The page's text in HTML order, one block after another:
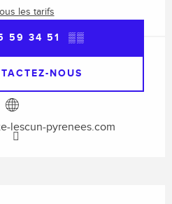
les tarifs
59 34 51 ▒▒
NOUS
lescun-pyrenees.com